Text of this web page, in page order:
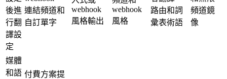
後進
行翻
譯設
定
連結頻道和
自訂單字
webhook
風格輸出
webhook
風格
路由和詞
彙表術語
頻道鏡
像
媒體
和語 付費方案提